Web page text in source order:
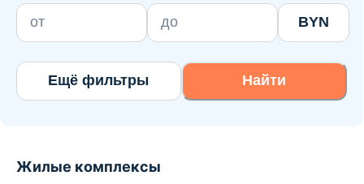
BYN
Ещё фильтры Найти
Жилые комплексы